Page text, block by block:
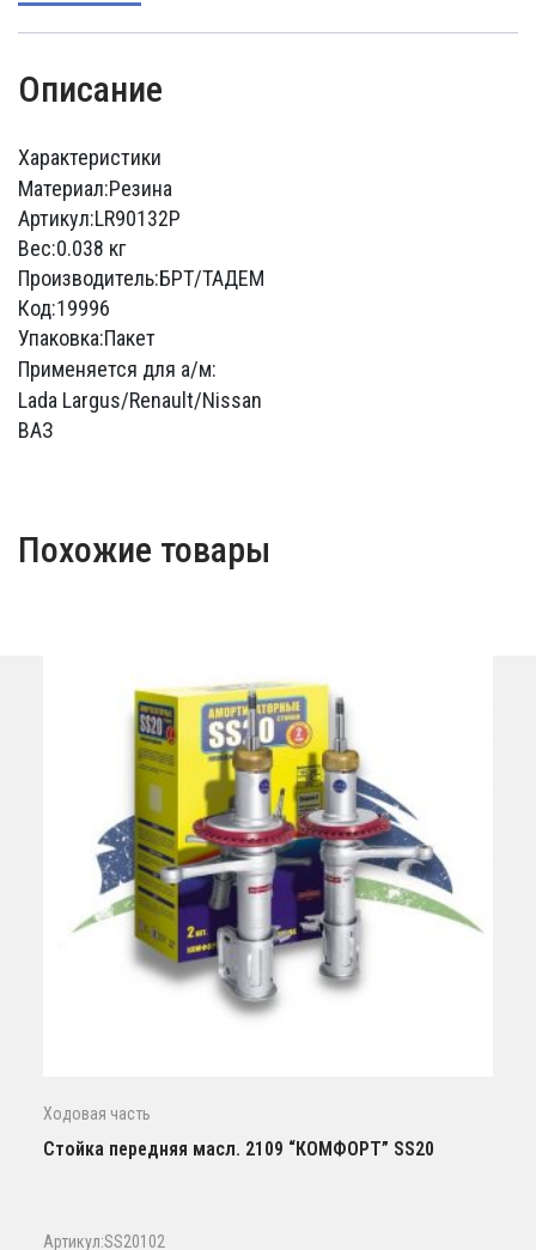
Описание
Характеристики
Материал:Резина
Артикул:LR90132Р
Вес:0.038 кг
Производитель:БРТ/ТАДЕМ
Код:19996
Упаковка:Пакет
Применяется для а/м:
Lada Largus/Renault/Nissan
ВАЗ
Похожие товары
Ходовая часть
Стойка передняя масл. 2109 “КОМФОРТ” SS20
Артикул:SS20102